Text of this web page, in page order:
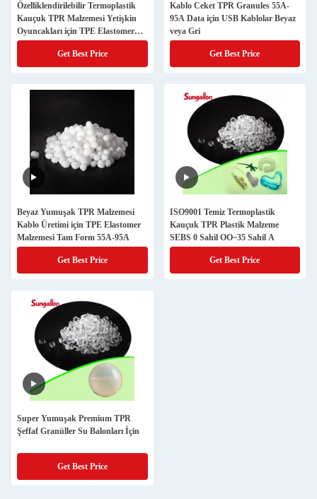
Özelliklendirilebilir Termoplastik
Kauçuk TPR Malzemesi Yetişkin
Oyuncakları için TPE Elastomer
Malzemesi
Get Best Price
Kablo Ceket TPR Granules 55A-
95A Data için USB Kablolar Beyaz
veya Gri
Get Best Price
Beyaz Yumuşak TPR Malzemesi
Kablo Üretimi için TPE Elastomer
Malzemesi Tam Form 55A-95A
Get Best Price
ISO9001 Temiz Termoplastik
Kauçuk TPR Plastik Malzeme
SEBS 0 Sahil OO~35 Sahil A
Get Best Price
Super Yumuşak Premium TPR
Şeffaf Granüller Su Balonları İçin
Get Best Price